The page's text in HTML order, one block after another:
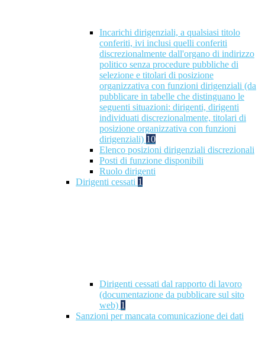
Incarichi dirigenziali, a qualsiasi titolo
conferiti, ivi inclusi quelli conferiti
discrezionalmente dall'organo di indirizzo
politico senza procedure pubbliche di
selezione e titolari di posizione
organizzativa con funzioni dirigenziali (da
pubblicare in tabelle che distinguano le
seguenti situazioni: dirigenti, dirigenti
individuati discrezionalmente, titolari di
posizione organizzativa con funzioni
dirigenziali) 10
Elenco posizioni dirigenziali discrezionali
Posti di funzione disponibili
Ruolo dirigenti
Dirigenti cessati 1
Dirigenti cessati dal rapporto di lavoro
(documentazione da pubblicare sul sito
web) 1
Sanzioni per mancata comunicazione dei dati